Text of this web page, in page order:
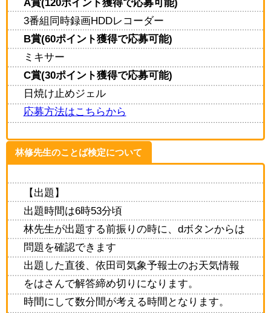
3番組同時録画HDDレコーダー
B賞(60ポイント獲得で応募可能)
ミキサー
C賞(30ポイント獲得で応募可能)
日焼け止めジェル
応募方法はこちらから
林修先生のことば検定について
【出題】
出題時間は6時53分頃
林先生が出題する前振りの時に、dボタンからは
問題を確認できます
出題した直後、依田司気象予報士のお天気情報
をはさんで解答締め切りになります。
時間にして数分間が考える時間となります。